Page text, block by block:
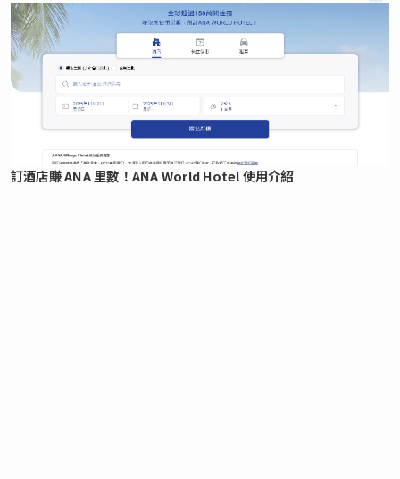
訂酒店賺 ANA 里數！ANA World Hotel 使用介紹